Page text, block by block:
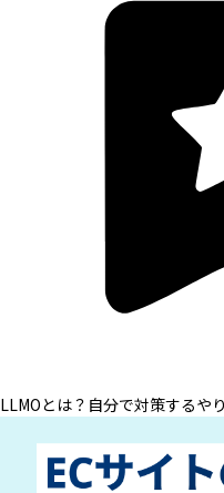
LLMOとは？自分で対策するや